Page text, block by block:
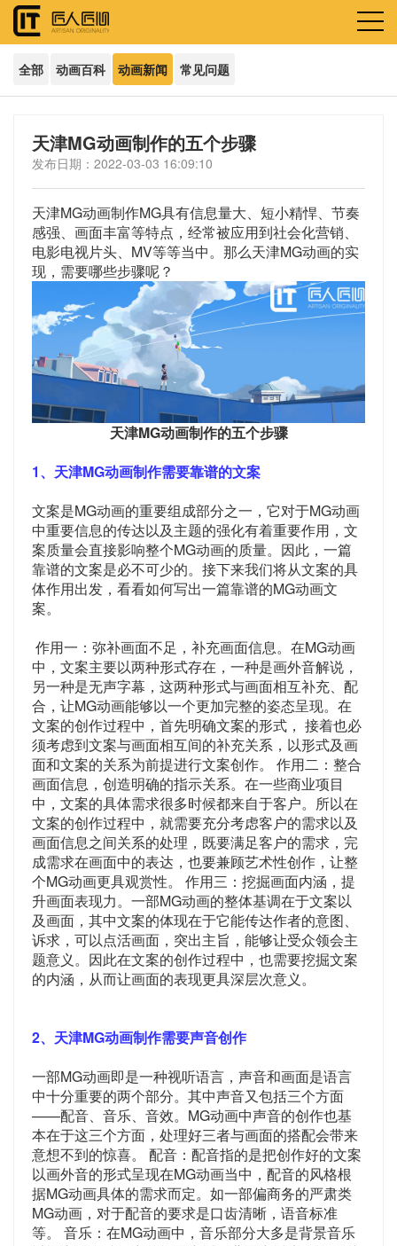
全部 动画百科 动画新闻 常见问题
天津MG动画制作的五个步骤
发布日期：2022-03-03 16:09:10
天津MG动画制作MG具有信息量大、短小精悍、节奏
感强、画面丰富等特点，经常被应用到社会化营销、
电影电视片头、MV等等当中。那么天津MG动画的实
现，需要哪些步骤呢？
天津MG动画制作的五个步骤
1、天津MG动画制作需要靠谱的文案
文案是MG动画的重要组成部分之一，它对于MG动画
中重要信息的传达以及主题的强化有着重要作用，文
案质量会直接影响整个MG动画的质量。因此，一篇
靠谱的文案是必不可少的。接下来我们将从文案的具
体作用出发，看看如何写出一篇靠谱的MG动画文
案。
作用一：弥补画面不足，补充画面信息。在MG动画
中，文案主要以两种形式存在，一种是画外音解说，
另一种是无声字幕，这两种形式与画面相互补充、配
合，让MG动画能够以一个更加完整的姿态呈现。在
文案的创作过程中，首先明确文案的形式， 接着也必
须考虑到文案与画面相互间的补充关系，以形式及画
面和文案的关系为前提进行文案创作。 作用二：整合
画面信息，创造明确的指示关系。在一些商业项目
中，文案的具体需求很多时候都来自于客户。所以在
文案的创作过程中，就需要充分考虑客户的需求以及
画面信息之间关系的处理，既要满足客户的需求，完
成需求在画面中的表达，也要兼顾艺术性创作，让整
个MG动画更具观赏性。 作用三：挖掘画面内涵，提
升画面表现力。一部MG动画的整体基调在于文案以
及画面，其中文案的体现在于它能传达作者的意图、
诉求，可以点活画面，突出主旨，能够让受众领会主
题意义。因此在文案的创作过程中，也需要挖掘文案
的内涵，从而让画面的表现更具深层次意义。
2、天津MG动画制作需要声音创作
一部MG动画即是一种视听语言，声音和画面是语言
中十分重要的两个部分。其中声音又包括三个方面
——配音、音乐、音效。MG动画中声音的创作也基
本在于这三个方面，处理好三者与画面的搭配会带来
意想不到的惊喜。 配音：配音指的是把创作好的文案
以画外音的形式呈现在MG动画当中，配音的风格根
据MG动画具体的需求而定。如一部偏商务的严肃类
MG动画，对于配音的要求是口齿清晰，语音标准
等。 音乐：在MG动画中，音乐部分大多是背景音乐